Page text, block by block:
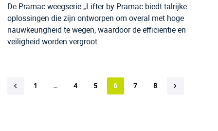
De Pramac weegserie „Lifter by Pramac biedt talrijke
oplossingen die zijn ontworpen om overal met hoge
nauwkeurigheid te wegen, waardoor de efficiëntie en
veiligheid worden vergroot.
1 … 4 5 6 7 8